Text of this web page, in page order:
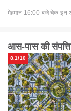
मेहमान 16:00 बजे चेक-
आस-पास की
8.1/10